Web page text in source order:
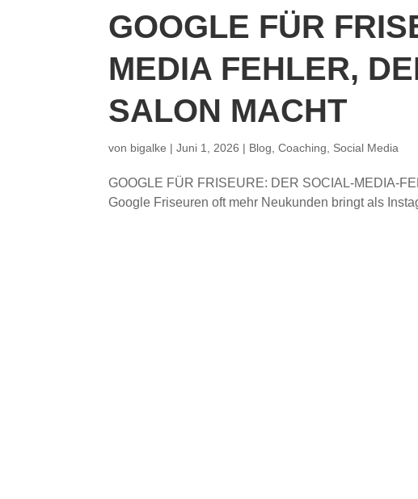
GOOGLE FÜR
MEDIA FEHLER,
SALON MACHT
von bigalke |Juni 1, 2026 | Blog ,Coaching Social Media
GOOGLE FÜR FRISEURE: DER SOCIAL-MEDIA-
Google Friseuren oft mehr Neukunden bringt als